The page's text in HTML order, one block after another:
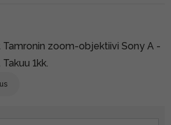
zoom-objektiivi Sony A -
1kk.